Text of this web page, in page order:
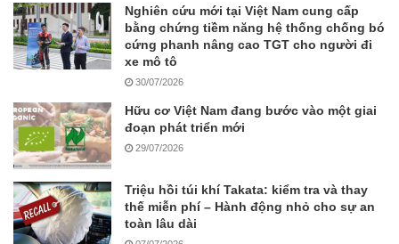
Nghiên cứu mới tại Việt Nam cung cấp
bằng chứng tiềm năng hệ thống chống bó
cứng phanh nâng cao TGT cho người đi
xe mô tô
30/07/2026
Hữu cơ Việt Nam đang bước vào một giai
đoạn phát triển mới
29/07/2026
Triệu hồi túi khí Takata: kiểm tra và thay
thế miễn phí – Hành động nhỏ cho sự an
toàn lâu dài